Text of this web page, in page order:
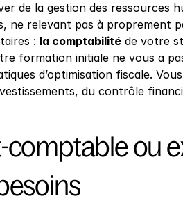
de la gestion des ressources
ne relevant pas à proprement
: la comptabilité de votre
formation initiale ne vous a
d’optimisation fiscale.
du contrôle
comptable ou